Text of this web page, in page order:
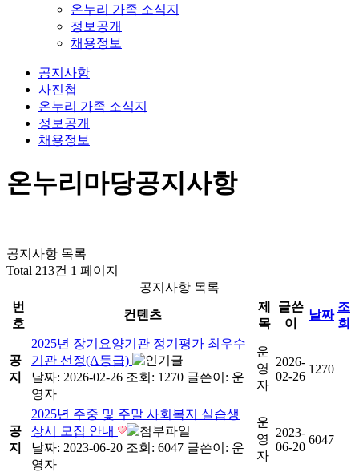
온누리 가족 소식지
정보공개
채용정보
공지사항
사진첩
온누리 가족 소식지
정보공개
채용정보
온누리마당공지사항
공지사항 목록
Total 213건 1 페이지
공지사항 목록
번
호
컨텐츠
제
목
글쓴
이
날짜
조
회
공
지
2025년 장기요양기관 정기평가 최우수
기관 선정(A등급)
날짜: 2026-02-26 조회: 1270 글쓴이: 운
영자
운
영
자
2026-
02-26
1270
공
지
2025년 주중 및 주말 사회복지 실습생
상시 모집 안내
날짜: 2023-06-20 조회: 6047 글쓴이: 운
영자
운
영
자
2023-
06-20
6047